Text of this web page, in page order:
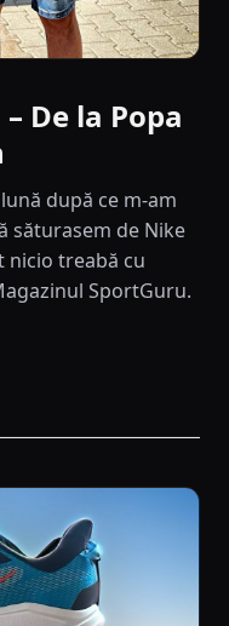
De la Popa
după ce m-am
săturasem de Nike
nicio treabă cu
SportGuru.